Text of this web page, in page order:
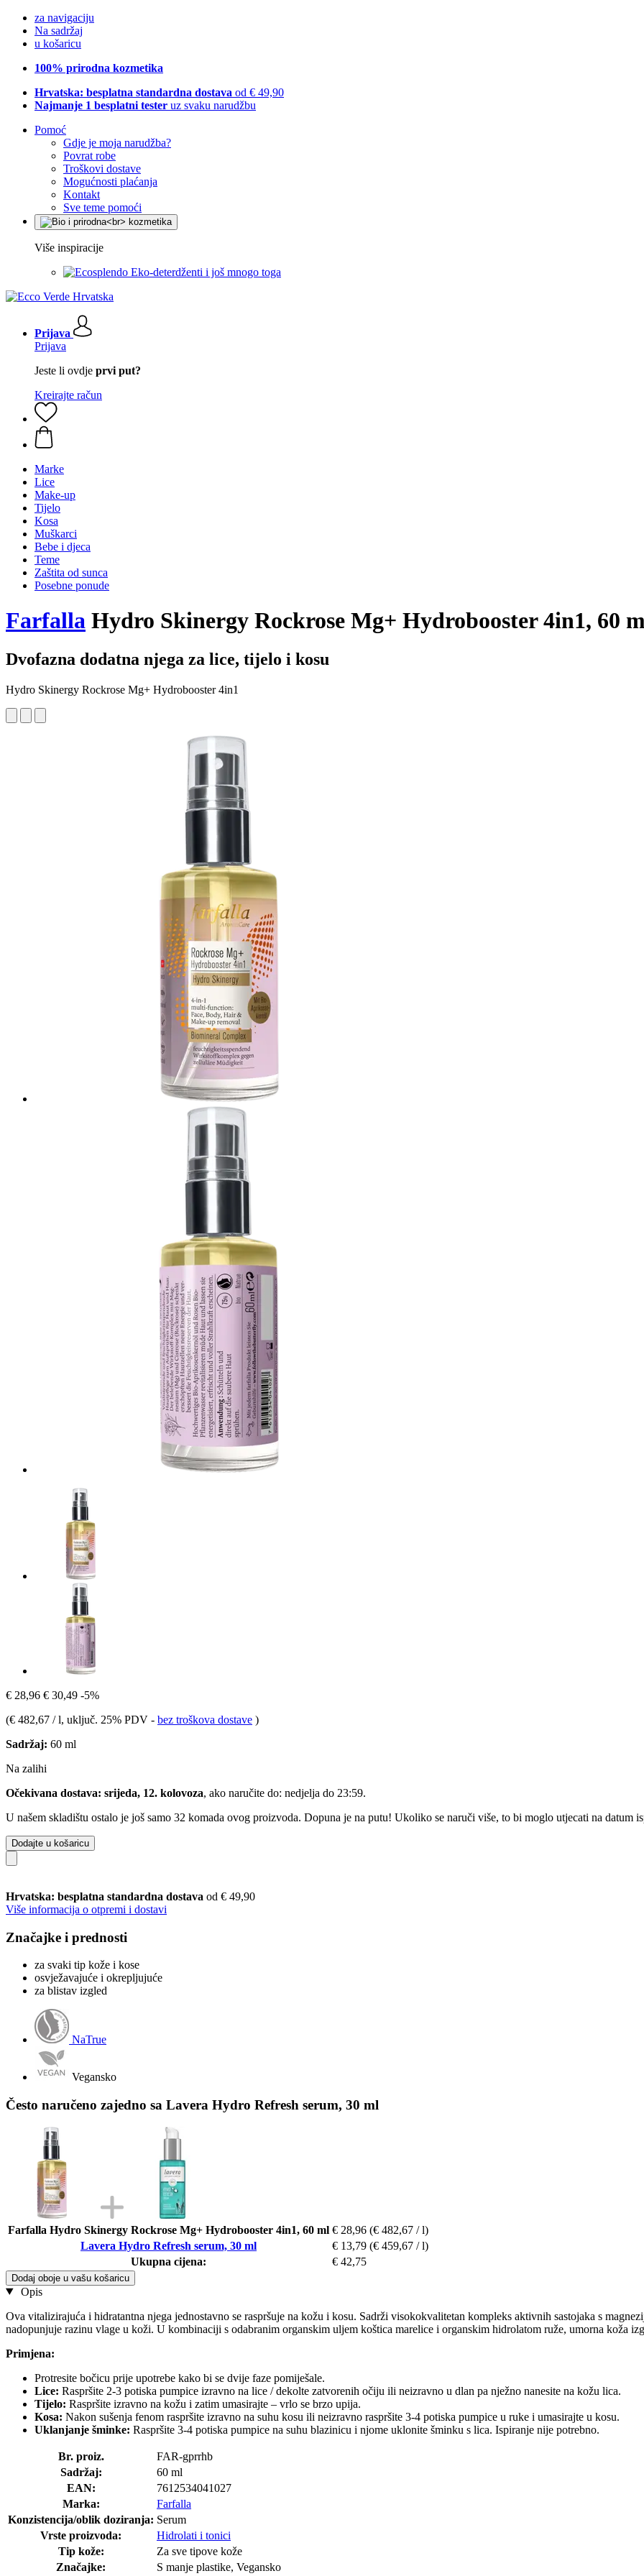
za navigaciju
Na sadržaj
u košaricu
100% prirodna kozmetika
Hrvatska: besplatna standardna dostava od € 49,90
Najmanje 1 besplatni tester uz svaku narudžbu
Pomoć
Gdje je moja narudžba?
Povrat robe
Troškovi dostave
Mogućnosti plaćanja
Kontakt
Sve teme pomoći
Više inspiracije
Eko-deterdženti i još mnogo toga
Prijava
Prijava
Jeste li ovdje prvi put?
Kreirajte račun
Marke
Lice
Make-up
Tijelo
Kosa
Muškarci
Bebe i djeca
Teme
Zaštita od sunca
Posebne ponude
Farfalla Hydro Skinergy Rockrose Mg+ Hydrobooster 4in1, 60
Dvofazna dodatna njega za lice, tijelo i kosu
Hydro Skinergy Rockrose Mg+ Hydrobooster 4in1
€ 28,96 € 30,49 -5%
(€ 482,67 / l, uključ. 25% PDV - bez troškova dostave )
Sadržaj: 60 ml
Na zalihi
Očekivana dostava: srijeda, 12. kolovoza, ako naručite do: nedjelja do 23:59.
U našem skladištu ostalo je još samo 32 komada ovog proizvoda. Dopuna je na putu! Ukoliko se naruči više, to bi moglo utjecati na datum
Dodajte u košaricu
Hrvatska: besplatna standardna dostava od € 49,90
Više informacija o otpremi i dostavi
Značajke i prednosti
za svaki tip kože i kose
osvježavajuće i okrepljujuće
za blistav izgled
NaTrue
Vegansko
Često naručeno zajedno sa Lavera Hydro Refresh serum, 30 ml
Farfalla Hydro Skinergy Rockrose Mg+ Hydrobooster 4in1, 60 ml € 28,96 (€ 482,67 / l)
Lavera Hydro Refresh serum, 30 ml
€ 13,79 (€ 459,67 / l)
Ukupna cijena:
€ 42,75
Dodaj oboje u vašu košaricu
Opis
Ova vitalizirajuća i hidratantna njega jednostavno se raspršuje na kožu i kosu. Sadrži visokokvalitetan kompleks aktivnih sastojaka s
nadopunjuje razinu vlage u koži. U kombinaciji s odabranim organskim uljem koštica marelice i organskim hidrolatom ruže, umorna koža
Primjena:
Protresite bočicu prije upotrebe kako bi se dvije faze pomiješale.
Lice: Raspršite 2-3 potiska pumpice izravno na lice / dekolte zatvorenih očiju ili neizravno u dlan pa nježno nanesite na kožu lica.
Tijelo: Raspršite izravno na kožu i zatim umasirajte – vrlo se brzo upija.
Kosa: Nakon sušenja fenom raspršite izravno na suhu kosu ili neizravno raspršite 3-4 potiska pumpice u ruke i umasirajte u kosu.
Uklanjanje šminke: Raspršite 3-4 potiska pumpice na suhu blazinicu i njome uklonite šminku s lica. Ispiranje nije potrebno.
Br. proiz.
FAR-gprrhb
Sadržaj:
60 ml
EAN:
7612534041027
Marka:
Farfalla
Konzistencija/oblik doziranja: Serum
Vrste proizvoda:
Hidrolati i tonici
Tip kože:
Za sve tipove kože
Značajke:
S manje plastike, Vegansko